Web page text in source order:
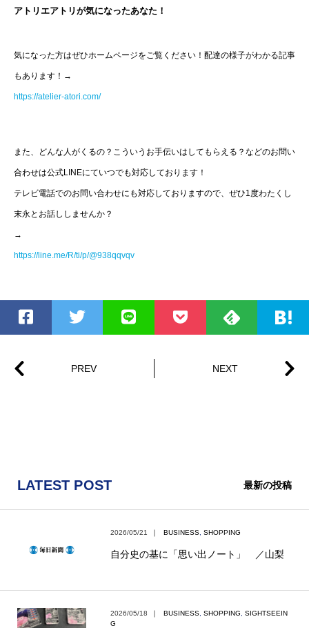
アトリエアトリが気になったあなた！
気になった方はぜひホームページをご覧ください！配達の様子がわかる記事
もあります！→
https://atelier-atori.com/
また、どんな人がくるの？こういうお手伝いはしてもらえる？などのお問い
合わせは公式LINEにていつでも対応しております！
テレビ電話でのお問い合わせにも対応しておりますので、ぜひ1度わたくし
末永とお話ししませんか？
→
https://line.me/R/ti/p/@938qqvqv
LATEST POST 最新の投稿
2026/05/21 ｜ BUSINESS SHOPPING
自分史の基に「思い出ノート」 ／山梨
2026/05/18 ｜ BUSINESS SHOPPING
SIGHTSEEIN
G